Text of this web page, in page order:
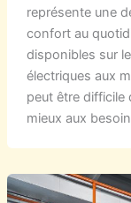
représente une
confort au
disponibles sur
électriques aux
peut être difficile
mieux aux